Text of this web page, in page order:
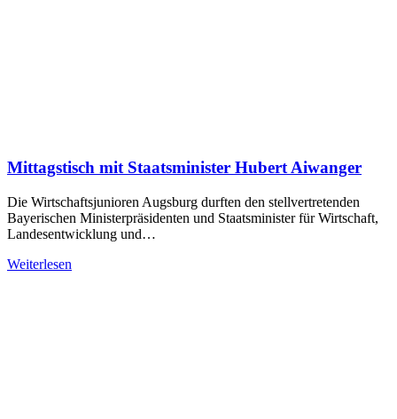
Mittagstisch mit Staatsminister Hubert Aiwanger
Die Wirtschaftsjunioren Augsburg durften den stellvertretenden
Bayerischen Ministerpräsidenten und Staatsminister für Wirtschaft,
Landesentwicklung und…
Weiterlesen